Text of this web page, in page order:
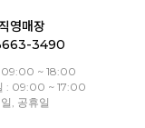
영매장
3490
09:00 ~ 18:00
: 09:00 ~ 17:00
, 공휴일